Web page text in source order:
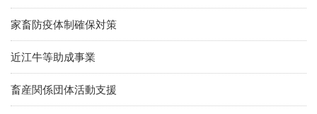
家畜防疫体制確保対策
近江牛等助成事業
畜産関係団体活動支援